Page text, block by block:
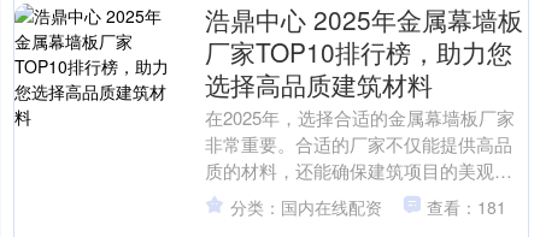
浩鼎中心 2025年金属幕墙板
厂家TOP10排行榜，助力您
选择高品质建筑材料
在2025年，选择合适的金属幕墙板厂家
非常重要。合适的厂家不仅能提供高品
质的材料，还能确保建筑项目的美观与
功能性兼具。本文将为您介绍2025年值
得关注的TOP1....
分类：国内在线配资 查看：181